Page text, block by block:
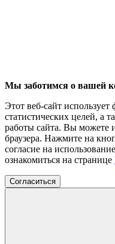
Мы заботимся о вашей
Этот веб-сайт
статистических целей, а
работы сайта. Вы можете
браузера. Нажмите на
согласие на
ознакомиться на странице
Согласиться